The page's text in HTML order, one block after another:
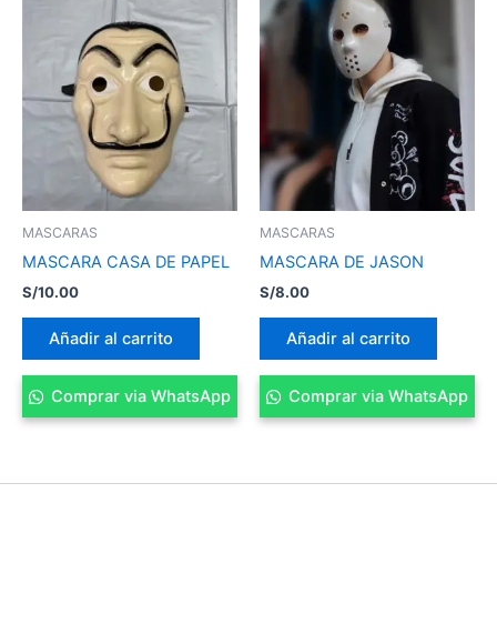
MASCARAS
MASCARA CASA DE PAPEL
S/10.00
Añadir al carrito
Comprar via WhatsApp
MASCARAS
MASCARA DE JASON
S/8.00
Añadir al carrito
Comprar via WhatsApp